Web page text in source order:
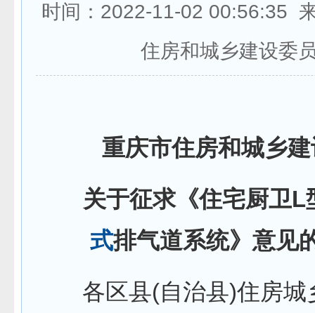
时间：2022-11-02 00:56:35
住房和城乡建设委
重庆市住房和城乡建
关于征求《住宅厨卫L
式排气道系统》意见
各区县(自治县)住房城